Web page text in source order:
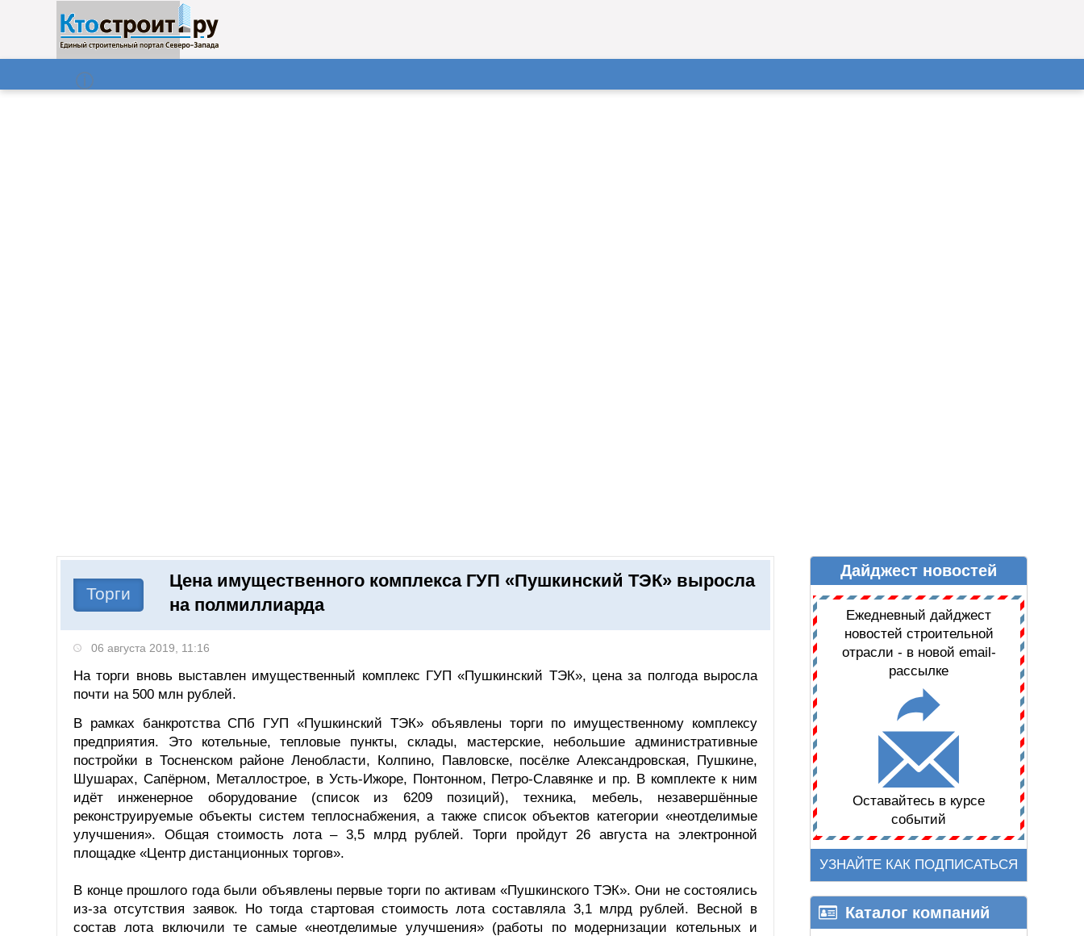
Поиск
КЛЮЧЕВЫЕ ФИГУРЫ ДАЙДЖЕСТ НОВОСТЕЙ
Торги
Цена имущественного комплекса ГУП «Пушкинский ТЭК» выросла
на полмиллиарда
06 августа 2019, 11:16
На торги вновь выставлен имущественный комплекс ГУП «Пушкинский ТЭК», цена за полгода выросла
почти на 500 млн рублей.
В рамках банкротства СПб ГУП «Пушкинский ТЭК» объявлены торги по имущественному комплексу
предприятия. Это котельные, тепловые пункты, склады, мастерские, небольшие административные
постройки в Тосненском районе Ленобласти, Колпино, Павловске, посёлке Александровская, Пушкине,
Шушарах, Сапёрном, Металлострое, в Усть-Ижоре, Понтонном, Петро-Славянке и пр. В комплекте к ним
идёт инженерное оборудование (список из 6209 позиций), техника, мебель, незавершённые
реконструируемые объекты систем теплоснабжения, а также список объектов категории «неотделимые
улучшения». Общая стоимость лота – 3,5 млрд рублей. Торги пройдут 26 августа на электронной
площадке «Центр дистанционных торгов».
В конце прошлого года были объявлены первые торги по активам «Пушкинского ТЭК». Они не состоялись
из-за отсутствия заявок. Но тогда стартовая стоимость лота составляла 3,1 млрд рублей. Весной в
состав лота включили те самые «неотделимые улучшения» (работы по модернизации котельных и
Дайджест новостей
Ежедневный дайджест
новостей строительной
отрасли - в новой email-
рассылке
Оставайтесь в курсе
событий
УЗНАЙТЕ КАК ПОДПИСАТЬСЯ
Каталог компаний